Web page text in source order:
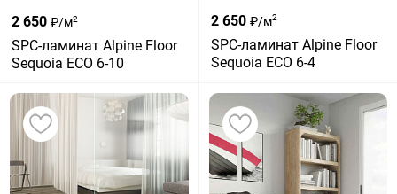
2 650 ₽/м2
SPC-ламинат Alpine Floor
Sequoia ЕСО 6-10
2 650 ₽/м2
SPC-ламинат Alpine Floor
Sequoia ЕСО 6-4